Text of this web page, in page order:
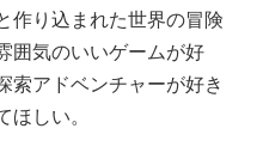
作り込まれた世界の冒険
囲気のいいゲームが好
索アドベンチャーが好き
ほしい。